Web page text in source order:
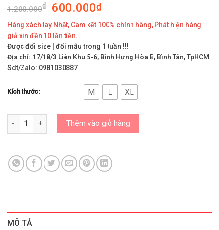
1.200.000₫ 600.000₫
Hàng xách tay Nhật, Cam kết 100% chính hãng, Phát hiện hàng
giả xin đền 10 lần tiền.
Được đổi size | đổi mẫu trong 1 tuần !!!
Địa chỉ: 17/18/3 Liên Khu 5-6, Bình Hưng Hòa B, Bình Tân, TpHCM
Sdt/Zalo: 0981030887
Kích thước: M L XL
Áo Nike Chính Hãng - Áo Park 20 Polo/BV6879-010 số lượng
Thêm vào giỏ hàng
MÔ TẢ